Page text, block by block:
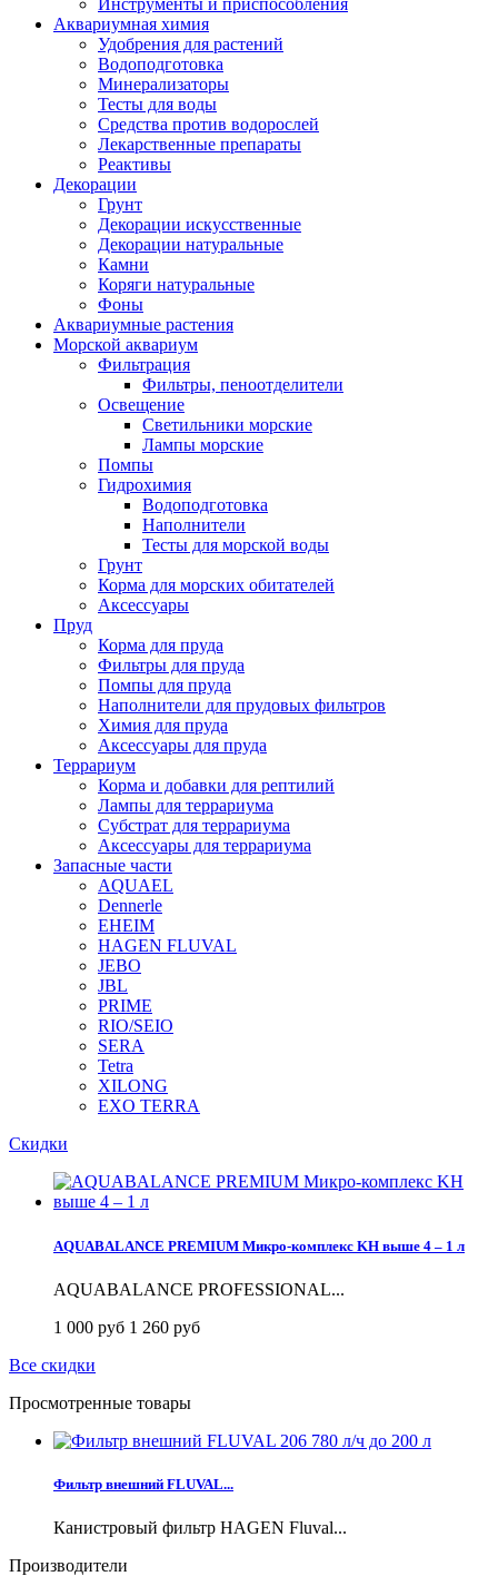
Инструменты и приспособления
Аквариумная химия
Удобрения для растений
Водоподготовка
Минерализаторы
Тесты для воды
Средства против водорослей
Лекарственные препараты
Реактивы
Декорации
Грунт
Декорации искусственные
Декорации натуральные
Камни
Коряги натуральные
Фоны
Аквариумные растения
Морской аквариум
Фильтрация
Фильтры, пеноотделители
Освещение
Светильники морские
Лампы морские
Помпы
Гидрохимия
Водоподготовка
Наполнители
Тесты для морской воды
Грунт
Корма для морских обитателей
Аксессуары
Пруд
Корма для пруда
Фильтры для пруда
Помпы для пруда
Наполнители для прудовых фильтров
Химия для пруда
Аксессуары для пруда
Террариум
Корма и добавки для рептилий
Лампы для террариума
Субстрат для террариума
Аксессуары для террариума
Запасные части
AQUAEL
Dennerle
EHEIM
HAGEN FLUVAL
JEBO
JBL
PRIME
RIO/SEIO
SERA
Tetra
XILONG
EXO TERRA
Скидки
AQUABALANCE PREMIUM Микро-комплекс KH выше 4 – 1 л
AQUABALANCE PROFESSIONAL...
1 000 руб 1 260 руб
Все скидки
Просмотренные товары
Фильтр внешний FLUVAL...
Канистровый фильтр HAGEN Fluval...
Производители